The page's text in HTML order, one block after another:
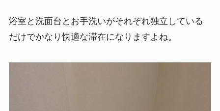
浴室と洗面台とお手洗いがそれぞれ独立している
だけでかなり快適な滞在になりますよね。